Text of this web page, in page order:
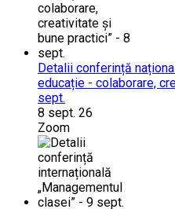
Detalii conferință
educație - colaborare,
sept.
8 sept. 26
Zoom